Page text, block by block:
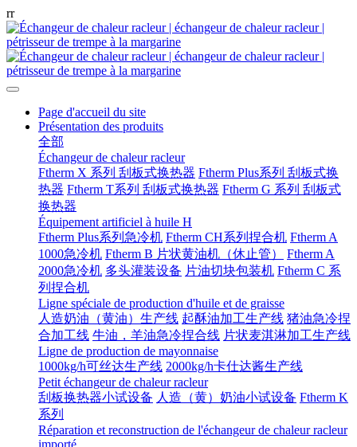
rr
Page d'accueil du site
Présentation des produits
全部
Échangeur de chaleur racleur
Ftherm X 系列 刮板式换热器 Ftherm Plus系列 刮板式换
热器 Ftherm T系列 刮板式换热器 Ftherm G 系列 刮板式
换热器
Équipement artificiel à huile H
Ftherm Plus系列急冷机 Ftherm CH系列捏合机 Ftherm A
1000急冷机 Ftherm B 片状黄油机（休止管）
Ftherm A
2000急冷机 多头灌装设备 片油切块包装机 Ftherm C 系
列捏合机
Ligne spéciale de production d'huile et de graisse
人造奶油（黄油）生产线 起酥油加工生产线 猪油急冷捏
合加工线 牛油，羊油急冷捏合线 片状麦淇淋加工生产线
Ligne de production de mayonnaise
1000kg/h可丝达生产线 2000kg/h卡仕达酱生产线
Petit échangeur de chaleur racleur
刮板换热器小试设备 人造（黄）奶油小试设备 Ftherm K
系列
Réparation et reconstruction de l'échangeur de chaleur racleur
importé